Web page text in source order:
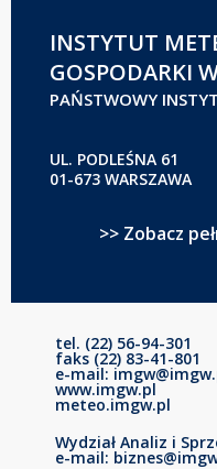
INSTYTUT
GOSPODARKI
PAŃSTWOWY
UL. PODLEŚNA 61
01-673 WARSZAWA
>> Zobacz
tel. (22) 56-94-301
faks (22) 83-41-801
e-mail:
www.imgw.pl
meteo.imgw.pl
Wydział Analiz i
e-mail: